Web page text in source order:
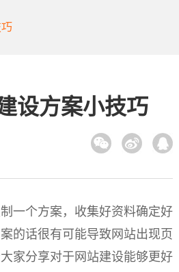
设方案小技巧
一个方案，收集好资料确定好
的话很有可能导致网站出现页
家分享对于网站建设能够更好